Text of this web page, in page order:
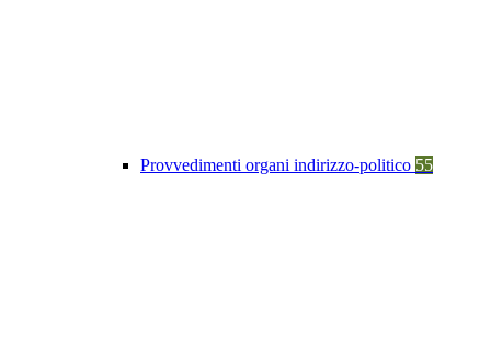
Provvedimenti organi indirizzo-politico 55